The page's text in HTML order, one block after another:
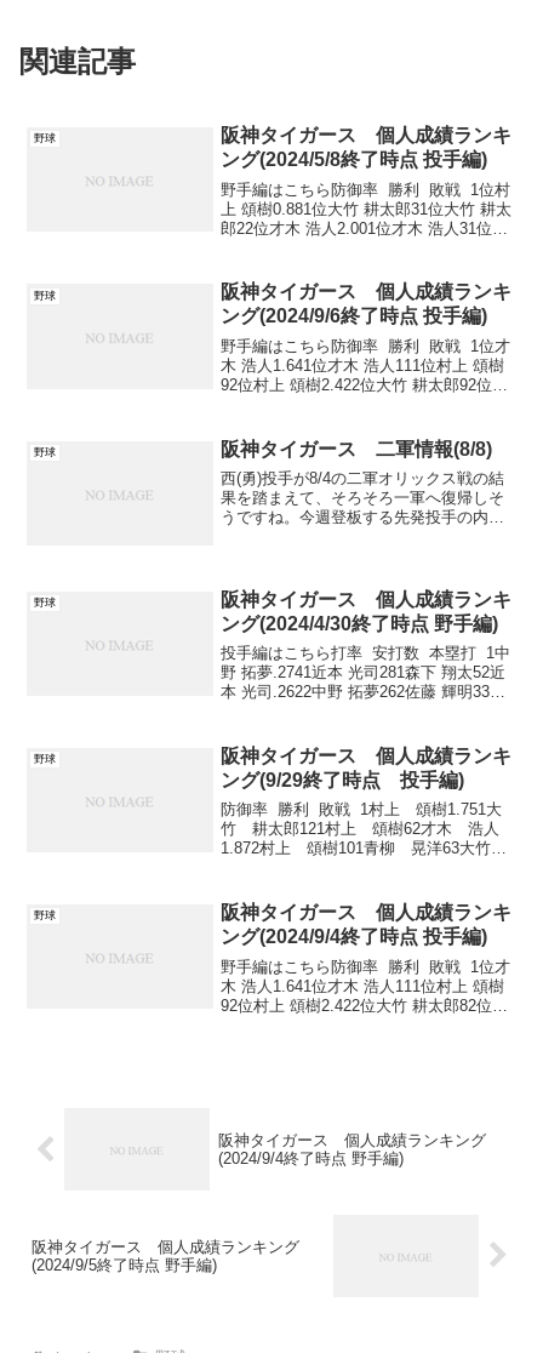
関連記事
野球
阪神タイガース 個人成績ランキ
ング(2024/5/8終了時点 投手編)
野手編はこちら防御率 勝利 敗戦 1位村
上 頌樹0.881位大竹 耕太郎31位大竹 耕太
郎22位才木 浩人2.001位才木 浩人31位青
ラ...
野球
阪神タイガース 個人成績ランキ
ング(2024/9/6終了時点 投手編)
野手編はこちら防御率 勝利 敗戦 1位才
木 浩人1.641位才木 浩人111位村上 頌樹
92位村上 頌樹2.422位大竹 耕太郎92位大
西 ...
野球 阪神タイガース 二軍情報(8/8)
西(勇)投手が8/4の二軍オリックス戦の結
果を踏まえて、そろそろ一軍へ復帰しそ
うですね。今週登板する先発投手の内容
で言いますと、渡邊...
野球
阪神タイガース 個人成績ランキ
ング(2024/4/30終了時点 野手編)
投手編はこちら打率 安打数 本塁打 1中
野 拓夢.2741近本 光司281森下 翔太52近
本 光司.2622中野 拓夢262佐藤 輝明33森
野球
阪神タイガース 個人成績ランキ
ング(9/29終了時点 投手編)
防御率 勝利 敗戦 1村上 頌樹1.751大
竹 耕太郎121村上 頌樹62才木 浩人
1.872村上 頌樹101青柳 晃洋63大竹
野球
阪神タイガース 個人成績ランキ
ング(2024/9/4終了時点 投手編)
野手編はこちら防御率 勝利 敗戦 1位才
木 浩人1.641位才木 浩人111位村上 頌樹
92位村上 頌樹2.422位大竹 耕太郎82位大
阪神タイガース 個人成績ランキング
(2024/9/4終了時点 野手編)
阪神タイガース 個人成績ランキング
(2024/9/5終了時点 野手編)